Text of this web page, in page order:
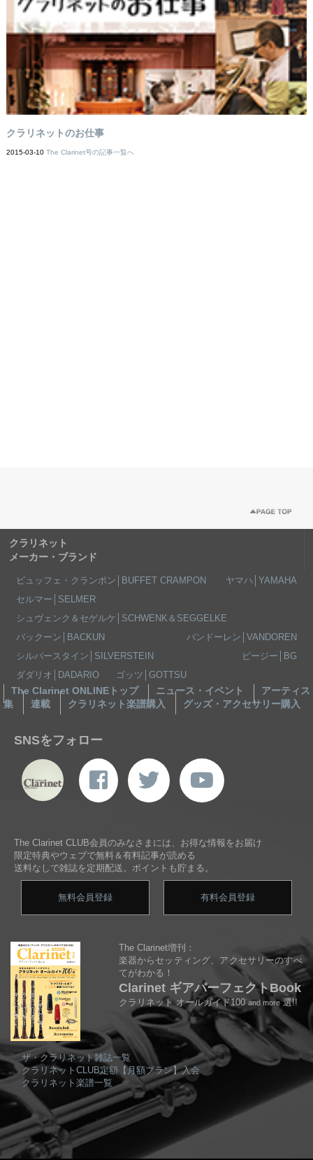
クラリネットのお仕事
2015-03-10 The Clarinet号の記事一覧へ
クラリネット
メーカー・ブランド
ビュッフェ・クランポン│BUFFET CRAMPON
ヤマハ│YAMAHA
セルマー│SELMER
シュヴェンク＆セゲルケ│SCHWENK＆SEGGELKE
バックーン│BACKUN
バンドーレン│VANDOREN
シルバースタイン│SILVERSTEIN
ビージー│BG
ダダリオ│DADARIO
ゴッツ│GOTTSU
The Clarinet ONLINEトップ ニュース・イベント
アーティ
集
連載 クラリネット楽譜購入 グッズ・アクセサリー購入
SNSをフォロー
The Clarinet CLUB会員のみなさまには、お得な情報をお届け
限定特典やウェブで無料＆有料記事が読める
送料なしで雑誌を定期配送。ポイントも貯まる。
無料会員登録 有料会員登録
The Clarinet増刊：
楽器からセッティング、アクセサリーのすべ
てがわかる！
Clarinet ギアパーフェクトBook
クラリネット オールガイド100and more選!!
ザ・クラリネット雑誌一覧
クラリネットCLUB定額【月額プラン】入会
クラリネット楽譜一覧